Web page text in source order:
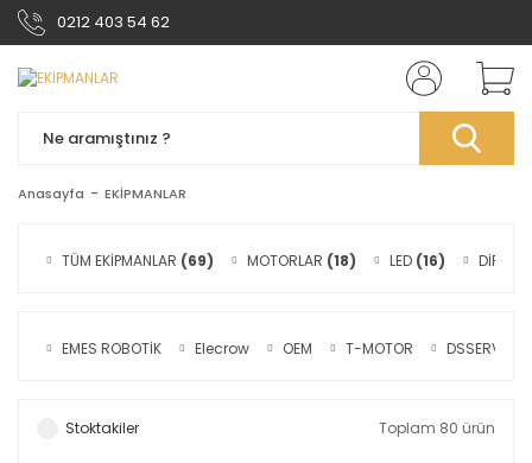
0212 403 54 62
Anasayfa EKİPMANLAR
TÜM EKİPMANLAR (69) MOTORLAR (18) LED (16)
EMES ROBOTİK Elecrow OEM T-MOTOR DSSERVO
Stoktakiler Toplam 80 ürün